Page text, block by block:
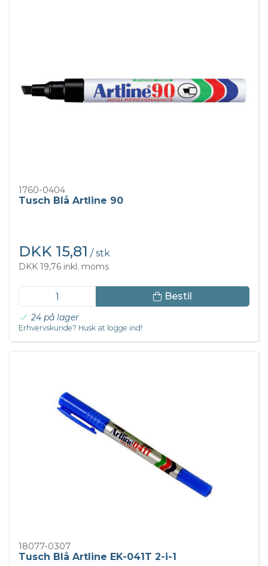
1760-0404
Tusch Blå Artline 90
DKK 15,81 / stk
DKK 19,76 inkl. moms
Bestil
24 på lager
Erhvervskunde? Husk at logge ind!
18077-0307
Tusch Blå Artline EK-041T 2-i-1